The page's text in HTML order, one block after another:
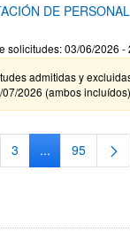
DE
solicitudes: 03/06/2026 -
admitidas y
2026 (ambos incluídos)
Página
3 ...PáginasPágina
95